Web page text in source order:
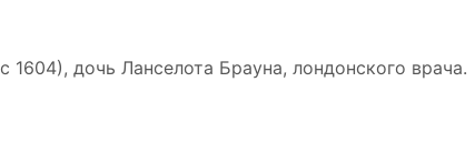
дочь Ланселота Брауна, лондонского врача.